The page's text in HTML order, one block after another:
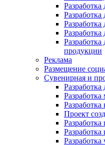
Разработка
Разработка
Разработка
продукции
Реклама
Размещение
Сувенирная и
Разработка
Проект
Разработка
Разработка